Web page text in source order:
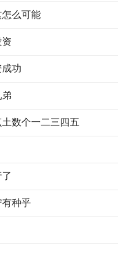
么可能
功
数个一二三四五
种乎